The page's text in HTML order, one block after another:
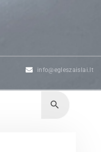
info@egleszaislai.lt